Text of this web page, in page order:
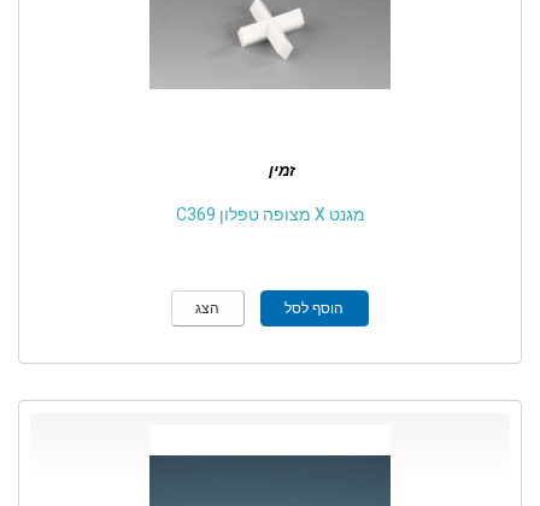
זמין
מגנט X מצופה טפלון C369
הוסף לסל הצג